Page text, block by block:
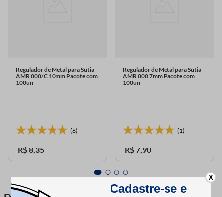
Regulador de Metal para Sutia
AMR 000/C 10mm Pacote com
100un
(6)
R$8,35
Regulador de Metal para Sutia
AMR 000 7mm Pacote com
100un
(1)
R$7,90
X